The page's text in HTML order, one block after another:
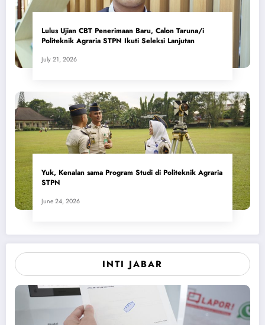
Lulus Ujian CBT Penerimaan Baru, Calon Taruna/i
Politeknik Agraria STPN Ikuti Seleksi Lanjutan
July 21, 2026
Yuk, Kenalan sama Program Studi di Politeknik Agraria
STPN
June 24, 2026
INTI JABAR